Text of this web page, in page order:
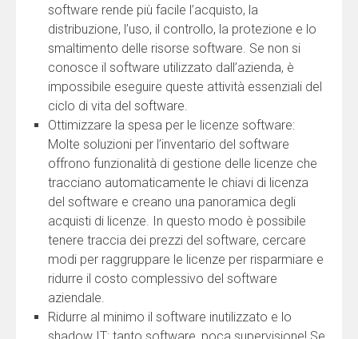
software rende più facile l’acquisto, la
distribuzione, l’uso, il controllo, la protezione e lo
smaltimento delle risorse software. Se non si
conosce il software utilizzato dall’azienda, è
impossibile eseguire queste attività essenziali del
ciclo di vita del software.
Ottimizzare la spesa per le licenze software:
Molte soluzioni per l’inventario del software
offrono funzionalità di gestione delle licenze che
tracciano automaticamente le chiavi di licenza
del software e creano una panoramica degli
acquisti di licenze. In questo modo è possibile
tenere traccia dei prezzi del software, cercare
modi per raggruppare le licenze per risparmiare e
ridurre il costo complessivo del software
aziendale.
Ridurre al minimo il software inutilizzato e lo